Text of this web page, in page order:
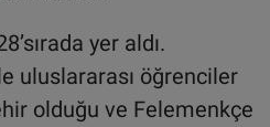
yer aldı.
uluslararası öğrenciler
olduğu ve Felemenkçe